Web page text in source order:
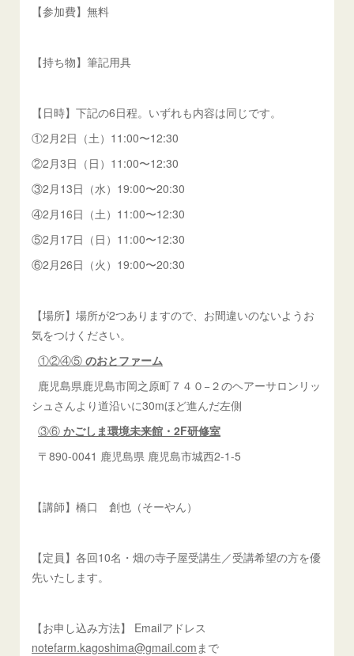
【参加費】無料
【持ち物】筆記用具
【日時】下記の6日程。いずれも内容は同じです。
①2月2日（土）11:00〜12:30
②2月3日（日）11:00〜12:30
③2月13日（水）19:00〜20:30
④2月16日（土）11:00〜12:30
⑤2月17日（日）11:00〜12:30
⑥2月26日（火）19:00〜20:30
【場所】場所が2つありますので、お間違いのないようお
気をつけください。
①②④⑤のおとファーム
鹿児島県鹿児島市岡之原町７４０−２のヘアーサロンリッ
シュさんより道沿いに30mほど進んだ左側
③⑥かごしま環境未来館・2F研修室
〒890-0041 鹿児島県 鹿児島市城西2-1-5
【講師】橋口 創也（そーやん）
【定員】各回10名・畑の寺子屋受講生／受講希望の方を優
先いたします。
【お申し込み方法】 Emailアドレス
notefarm.kagoshima@gmail.com まで